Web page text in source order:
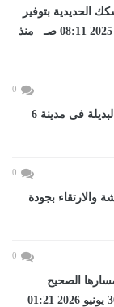
الحديدية بتوفير
أماكن في رحلات...اليوم الأربعاء، 2 أبريل 2025 08:11 صـ منذ
0
بدء تلقى طلبات إحلال التوكتوك بالسيارة البديلة فى مدينة 6
0
والارتقاء بجودة
0
إلى مسارها الصحيح
ورسخت دعائم الاستقرار...اليوم الثلاثاء، 30 يونيو 2026 01:21